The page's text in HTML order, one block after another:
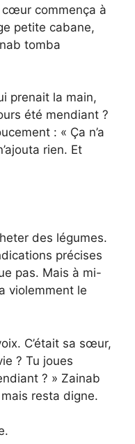
commença à
petite cabane,
tomba
prenait la main,
été mendiant ?
: « Ça n’a
rien. Et
des légumes.
précises
pas. Mais à mi-
violemment le
C’était sa sœur,
? Tu joues
? » Zainab
resta digne.